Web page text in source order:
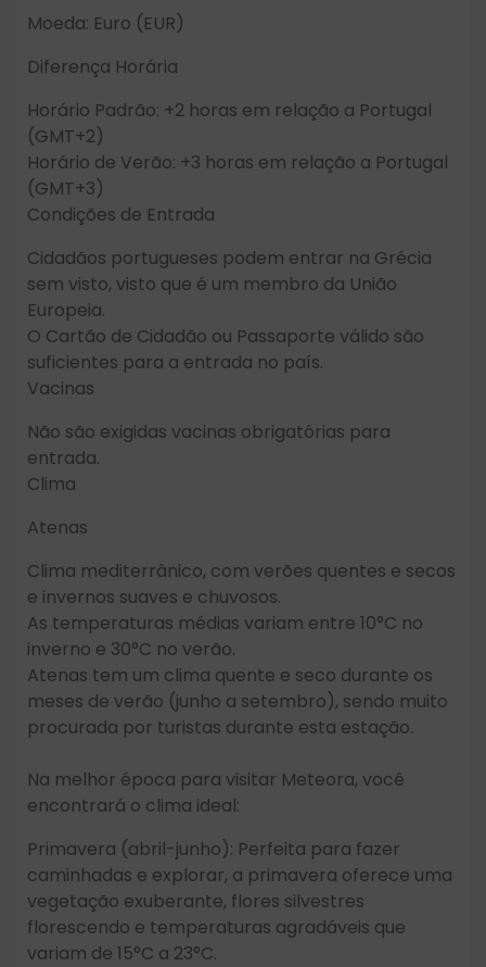
Moeda: Euro (EUR)
Diferença Horária
Horário Padrão: +2 horas em relação a Portugal
(GMT+2)
Horário de Verão: +3 horas em relação a Portugal
(GMT+3)
Condições de Entrada
Cidadãos portugueses podem entrar na Grécia
sem visto, visto que é um membro da União
Europeia.
O Cartão de Cidadão ou Passaporte válido são
suficientes para a entrada no país.
Vacinas
Não são exigidas vacinas obrigatórias para
entrada.
Clima
Atenas
Clima mediterrânico, com verões quentes e secos
e invernos suaves e chuvosos.
As temperaturas médias variam entre 10°C no
inverno e 30°C no verão.
Atenas tem um clima quente e seco durante os
meses de verão (junho a setembro), sendo muito
procurada por turistas durante esta estação.
Na melhor época para visitar Meteora, você
encontrará o clima ideal:
Primavera (abril-junho): Perfeita para fazer
caminhadas e explorar, a primavera oferece uma
vegetação exuberante, flores silvestres
florescendo e temperaturas agradáveis que
variam de 15°C a 23°C.